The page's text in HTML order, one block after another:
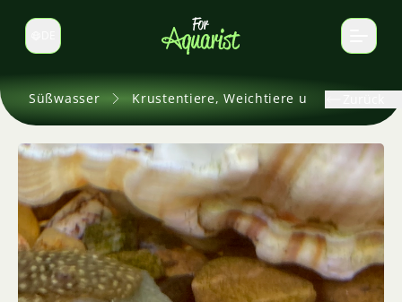
Sprache wechseln
Süßwasser Krustentiere, Weichtiere und andere